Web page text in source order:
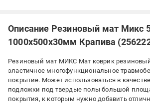
Описание Резиновый мат Микс
1000х500х30мм Крапива
Резиновый мат МИКС Мат коврик
эластичное многофункциональное
покрытие. Может использоваться в
подложки под твердые полы большой
покрытия, к которым нужно добавить